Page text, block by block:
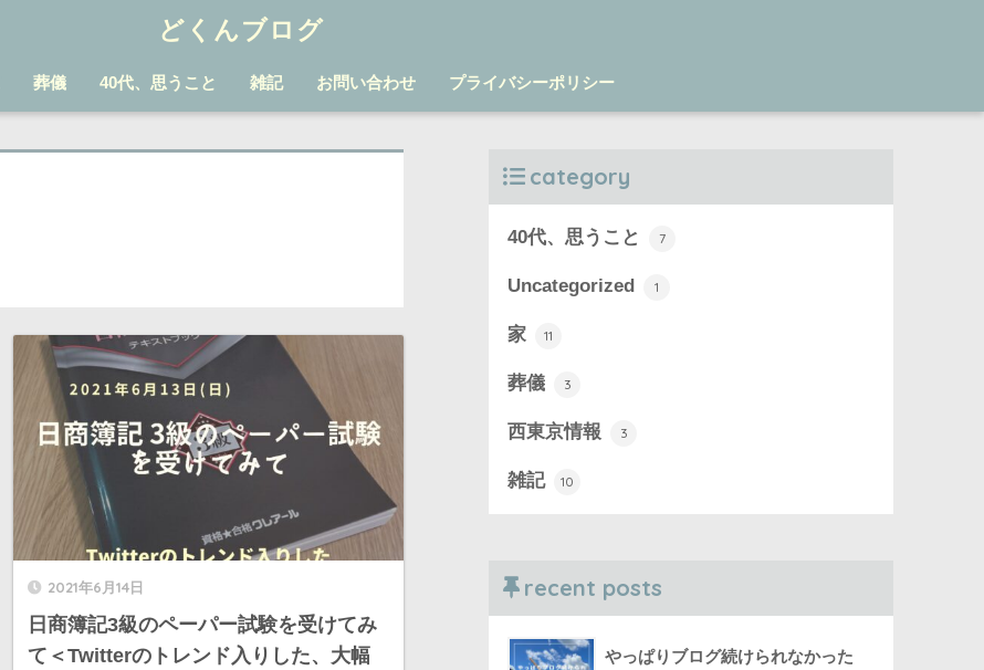
どくんブログ
葬儀 40代、思うこと 雑記 お問い合わせ プライバシーポリシー
2021年6月14日
日商簿記3級のペーパー試験を受けてみ
て＜Twitterのトレンド入りした、大幅
category
40代、思うこと 7
Uncategorized 1
家 11
葬儀 3
西東京情報 3
雑記 10
recent posts
やっぱりブログ続けられなかった